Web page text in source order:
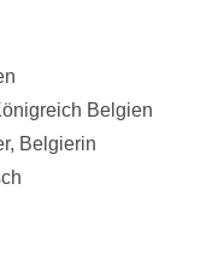
Belgien
Belgierin